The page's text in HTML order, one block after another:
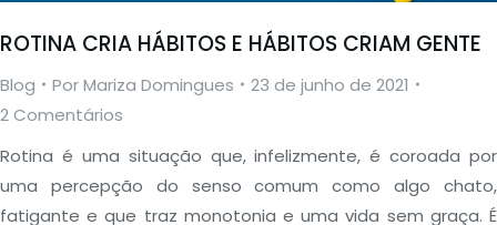
ROTINA CRIA HÁBITOS E HÁBITOS CRIAM GENTE
Blog PorMariza Domingues
23 de junho de 2021
2 Comentários
Rotina é uma situação que, infelizmente, é coroada por
uma percepção do senso comum como algo chato,
fatigante e que traz monotonia e uma vida sem graça. É